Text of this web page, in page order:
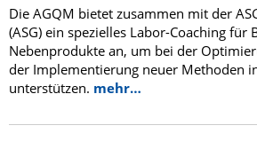
Die AGQM bietet zusammen mit der
(ASG) ein spezielles Labor-Coaching für
Nebenprodukte an, um bei der
der Implementierung neuer Methoden
unterstützen. mehr…